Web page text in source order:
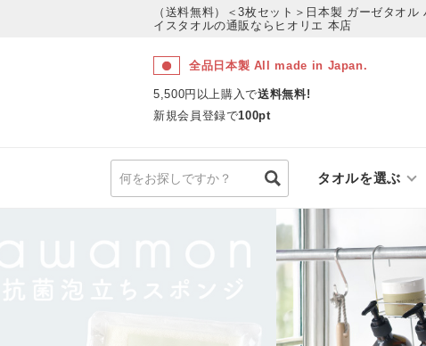
（送料無料）＜3枚セット＞日本製 ガーゼタオ
イスタオルの通販ならヒオリエ 本店
全品日本製 All made in Japan.
5,500円以上購入で送料無料!
新規会員登録で100pt
タオルを選ぶ